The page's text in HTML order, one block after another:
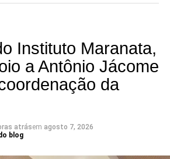
Instituto Maranata,
a Antônio Jácome
da
atrásem agosto 7, 2026
blog